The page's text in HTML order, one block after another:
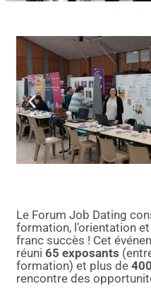
Le Forum Job Dating
formation, l’orientation
franc succès ! Cet
réuni 65 exposants
formation) et plus de
rencontre des